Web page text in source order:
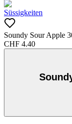
Süssigkeiten
Soundy Sour Apple
CHF 4.40